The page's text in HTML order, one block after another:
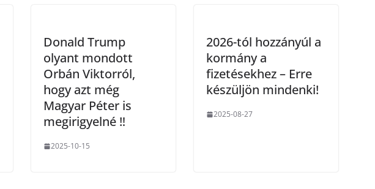
Donald Trump
olyant mondott
Orbán Viktorról,
hogy azt még
Magyar Péter is
megirigyelné ‼️
2025-10-15
2026-tól hozzányúl a
kormány a
fizetésekhez – Erre
készüljön mindenki!
2025-08-27